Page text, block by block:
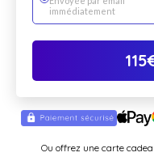
immédiatement
115
Ou offrez une carte